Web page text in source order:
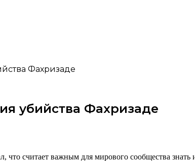
Фахризаде
убийства Фахризаде
считает важным для мирового сообщества знать